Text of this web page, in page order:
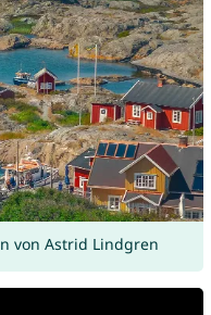
von Astrid Lindgren